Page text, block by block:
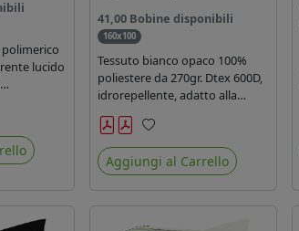
lucido
anni con
per
41,00 Bobine disponibili
160x100
Tessuto bianco opaco 100%
poliestere da 270gr. Dtex 600D,
idrorepellente, adatto alla
stampa solvente, ecosolvente,
uv, latex (di terza generazione).
Ideale per tende ,coperture
gazebo, prodotti gonfiabili o
Preferiti
Aggiungi al Carrello